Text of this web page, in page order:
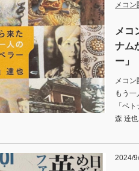
メコ
メコ
ナム
ー」
メコ
もう
「ベ
森 達
2024/